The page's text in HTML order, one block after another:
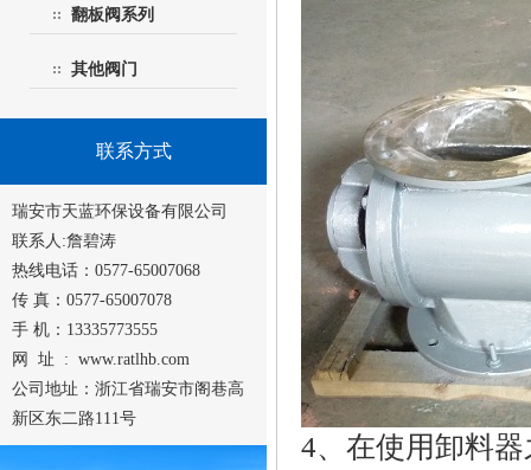
翻板阀系列
其他阀门
联系方式
瑞安市天蓝环保设备有限公司
联系人:詹碧涛
热线电话：0577-65007068
传 真：0577-65007078
手 机：13335773555
网 址 : www.ratlhb.com
公司地址：浙江省瑞安市阁巷高
新区东二路111号
4、在使用卸料